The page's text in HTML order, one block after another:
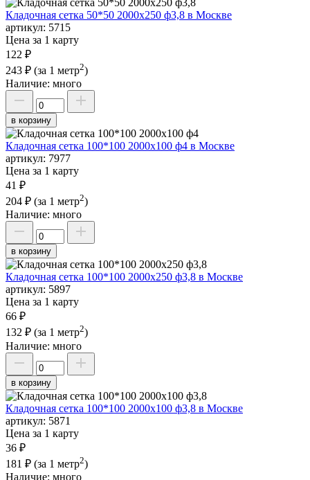
Кладочная сетка 50*50 2000х250 ф3,8 в Москве
артикул: 5715
Цена за 1 карту
122 ₽
243 ₽ (за 1 метр2)
Наличие: много
в корзину
Кладочная сетка 100*100 2000х100 ф4 в Москве
артикул: 7977
Цена за 1 карту
41 ₽
204 ₽ (за 1 метр2)
Наличие: много
в корзину
Кладочная сетка 100*100 2000х250 ф3,8 в Москве
артикул: 5897
Цена за 1 карту
66 ₽
132 ₽ (за 1 метр2)
Наличие: много
в корзину
Кладочная сетка 100*100 2000х100 ф3,8 в Москве
артикул: 5871
Цена за 1 карту
36 ₽
181 ₽ (за 1 метр2)
Наличие: много